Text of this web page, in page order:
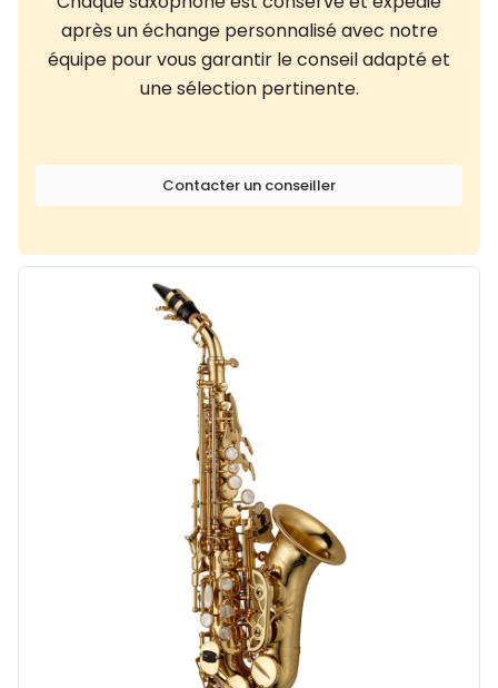
après un échange personnalisé avec notre
équipe pour vous garantir le conseil adapté et
une sélection pertinente.
Contacter un conseiller